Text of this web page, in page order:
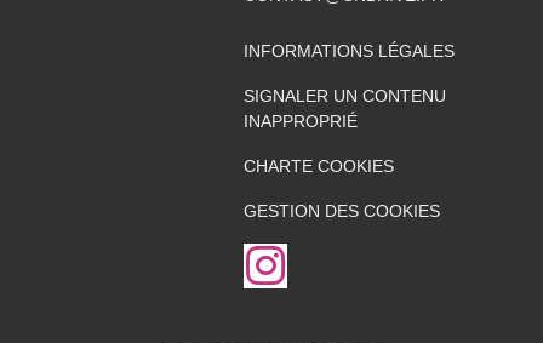
INFORMATIONS LÉGALES
SIGNALER UN CONTENU
INAPPROPRIÉ
CHARTE COOKIES
GESTION DES COOKIES